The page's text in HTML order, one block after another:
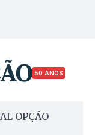
50 ANOS
OPÇÃO